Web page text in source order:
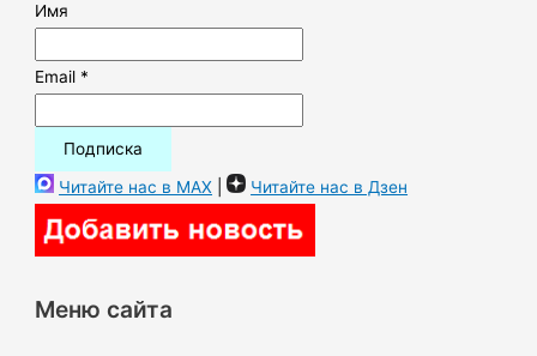
Имя
Email *
Читайте нас в MAX | Читайте нас в Дзен
Меню сайта